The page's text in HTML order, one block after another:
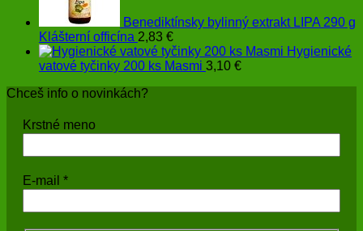
Benediktínsky bylinný extrakt LIPA 290 g
Klášterní officína 2,83 €
Hygienické
vatové tyčinky 200 ks Masmi 3,10 €
Chceš info o novinkách?
Krstné meno
E-mail *